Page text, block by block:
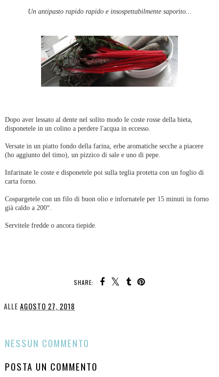
Un antipasto rapido rapido e insospettabilmente saporito...
Dopo aver lessato al dente nel solito modo le coste rosse della bieta,
disponetele in un colino a perdere l'acqua in eccesso.
Versate in un piatto fondo della farina, erbe aromatiche secche a piacere
(ho aggiunto del timo), un pizzico di sale e uno di pepe.
Infarinate le coste e disponetele poi sulla teglia protetta con un foglio di
carta forno.
Cospargetele con un filo di buon olio e infornatele per 15 minuti in forno
già caldo a 200°.
Servitele fredde o ancora tiepide.
SHARE:
ALLE AGOSTO 27, 2018
NESSUN COMMENTO
POSTA UN COMMENTO